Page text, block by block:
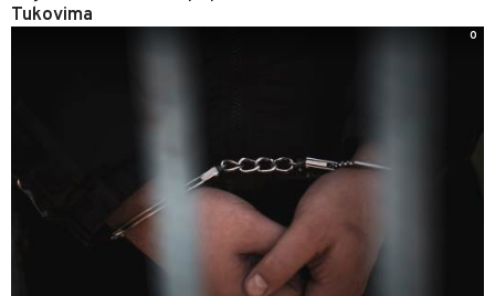
Tukovima
0